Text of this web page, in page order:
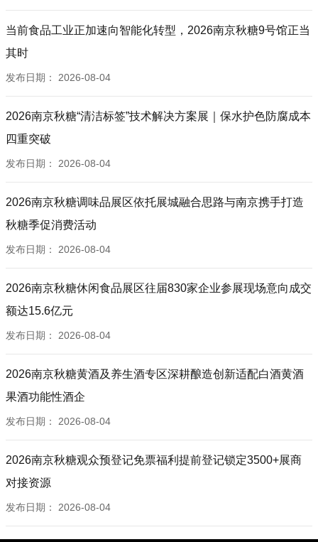
当前食品工业正加速向智能化转型，2026南京秋糖9号馆正当
其时
发布日期： 2026-08-04
2026南京秋糖“清洁标签”技术解决方案展｜保水护色防腐成本
四重突破
发布日期： 2026-08-04
2026南京秋糖调味品展区依托展城融合思路与南京携手打造
秋糖季促消费活动
发布日期： 2026-08-04
2026南京秋糖休闲食品展区往届830家企业参展现场意向成交
额达15.6亿元
发布日期： 2026-08-04
2026南京秋糖黄酒及养生酒专区深耕酿造创新适配白酒黄酒
果酒功能性酒企
发布日期： 2026-08-04
2026南京秋糖观众预登记免票福利提前登记锁定3500+展商
对接资源
发布日期： 2026-08-04